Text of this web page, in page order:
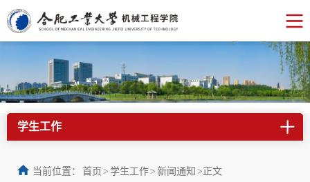
学生工作
当前位置： 首页 > 学生工作> 新闻通知 >正文